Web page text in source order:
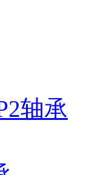
轴承